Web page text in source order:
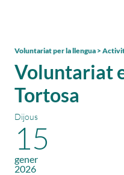
Voluntariat
Tortosa
Voluntariat per la llengua >
Dijous
15
gener
2026